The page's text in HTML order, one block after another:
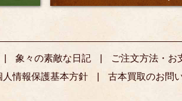
象々の素敵な日記
ご注文方法・お
人情報保護基本方針 古本買取のお問